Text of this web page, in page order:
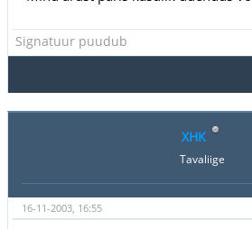
Signatuur puudub
XHK
Tavaliige
16-11-2003, 16:55